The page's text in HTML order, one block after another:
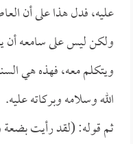
عليه، فدل هذا على أن
ولكن ليس على سامعه أن
ويتكلم معه، فهذه هي
الله وسلامه وبركاته عليه.
ثم قوله: (لقد رأيت بضعة